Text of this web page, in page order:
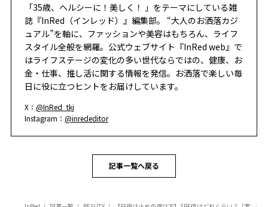
「35歳、ヘルシーに！美しく！ 」をテーマにしている雑
誌『InRed（インレッド）』編集部。 “大人のお洒落カジ
ュアル”を軸に、ファッションや美容はもちろん、ライフ
スタイル全般を網羅。公式ウェブサイト『InRed web』で
はライフステージの変化の多い世代ならではの、健康、お
金・仕事、推し活に関する情報を発信。お洒落で楽しい毎
日に役に立つヒントをお届けしています。
X：@InRed_tkj
Instagram：@inrededitor
記事一覧へ戻る